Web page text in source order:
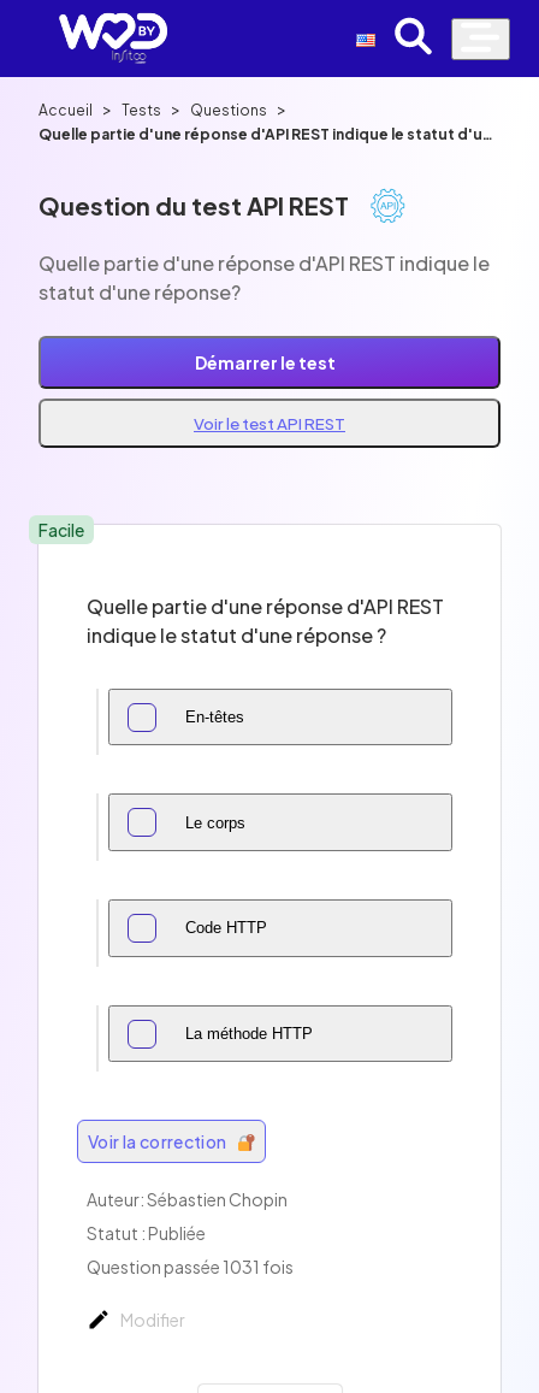
Accueil > Tests > Questions >
Quelle partie d'une réponse d'API REST indique le statut d'une
Question du test API REST
Quelle partie d'une réponse d'API REST indique le
statut d'une réponse?
Démarrer le test
Voir le test API REST
Facile
Quelle partie d'une réponse d'API REST
indique le statut d'une réponse ?
En-têtes
Le corps
Code HTTP
La méthode HTTP
Voir la correction
Auteur: Sébastien Chopin
Statut : Publiée
Question passée 1031 fois
Modifier